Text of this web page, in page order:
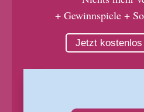
+ Gewinnspiele +
Jetzt kostenlos